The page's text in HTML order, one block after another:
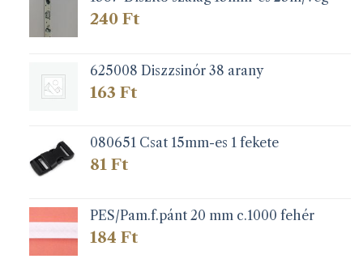
240 Ft
625008 Diszzsinór 38 arany
163 Ft
080651 Csat 15mm-es 1 fekete
81 Ft
PES/Pam.f.pánt 20 mm c.1000 fehér
184 Ft